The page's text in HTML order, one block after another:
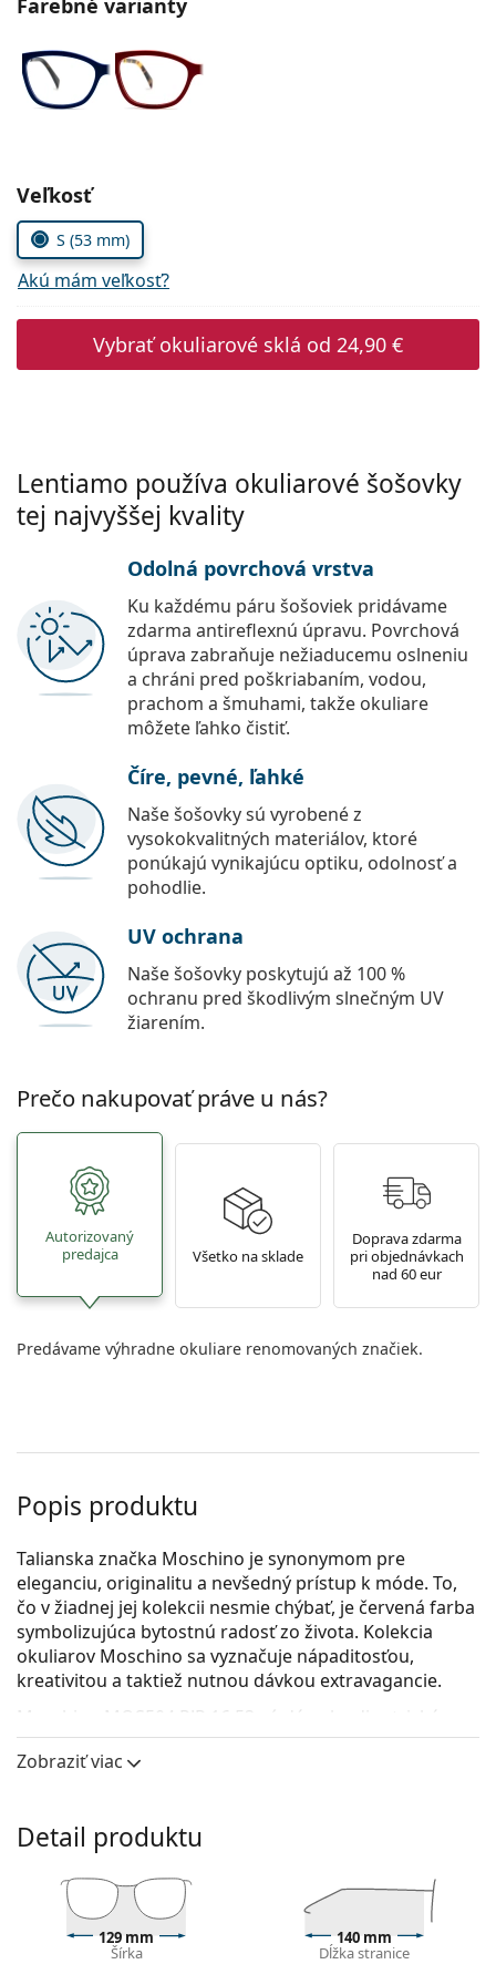
Persol
Prada
Všetky značky
Zvoľte parametre
Veľkosť
S (53 mm)
Akú mám veľkosť?
Vybrať okuliarové sklá od 24,90 €
Lentiamo používa okuliarové šošovky
tej najvyššej kvality
Odolná povrchová vrstva
Ku každému páru šošoviek pridávame
zdarma antireflexnú úpravu. Povrchová
úprava zabraňuje nežiaducemu oslneniu
a chráni pred poškriabaním, vodou,
prachom a šmuhami, takže okuliare
môžete ľahko čistiť.
Číre, pevné, ľahké
Naše šošovky sú vyrobené z
vysokokvalitných materiálov, ktoré
ponúkajú vynikajúcu optiku, odolnosť a
pohodlie.
UV ochrana
Naše šošovky poskytujú až 100 %
ochranu pred škodlivým slnečným UV
žiarením.
Prečo nakupovať práve u nás?
Autorizovaný
predajca
Všetko na sklade
Doprava zdarma
pri objednávkach
nad 60 eur
Predávame výhradne okuliare renomovaných značiek.
Popis produktu
Talianska značka Moschino je synonymom pre
eleganciu, originalitu a nevšedný prístup k móde. To,
čo v žiadnej jej kolekcii nesmie chýbať, je červená farba
symbolizujúca bytostnú radosť zo života. Kolekcia
okuliarov Moschino sa vyznačuje nápaditosťou,
kreativitou a taktiež nutnou dávkou extravagancie.
Moschino MOS504 PJP 16 53
sú dámske dioptrické
okuliare.
odtieňom pleti a so svetlohnedými, čiernymi alebo
Rámy Cat Eye sú ideálnou voľbou, ak máte srdcový,
oválny alebo kosoštvorcový typ tváre.
Rám okuliarov je vyrobený z veľmi kvalitného plastu,
ktorý ponúka vysokú odolnosť, pohodlné nosenie a
Zobraziť viac
Detail produktu
129 mm
Šírka
140 mm
Dĺžka stranice